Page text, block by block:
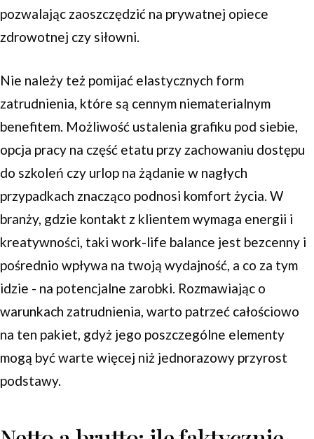
pozwalając zaoszczędzić na prywatnej opiece
zdrowotnej czy siłowni.
Nie należy też pomijać elastycznych form
zatrudnienia, które są cennym niematerialnym
benefitem. Możliwość ustalenia grafiku pod siebie,
opcja pracy na część etatu przy zachowaniu dostępu
do szkoleń czy urlop na żądanie w nagłych
przypadkach znacząco podnosi komfort życia. W
branży, gdzie kontakt z klientem wymaga energii i
kreatywności, taki work-life balance jest bezcenny i
pośrednio wpływa na twoją wydajność, a co za tym
idzie - na potencjalne zarobki. Rozmawiając o
warunkach zatrudnienia, warto patrzeć całościowo
na ten pakiet, gdyż jego poszczególne elementy
mogą być warte więcej niż jednorazowy przyrost
podstawy.